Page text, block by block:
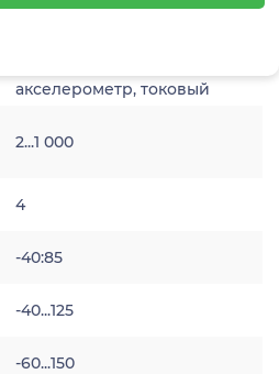
акселерометр, токовый
2...1 000
4
-40:85
-40...125
-60...150